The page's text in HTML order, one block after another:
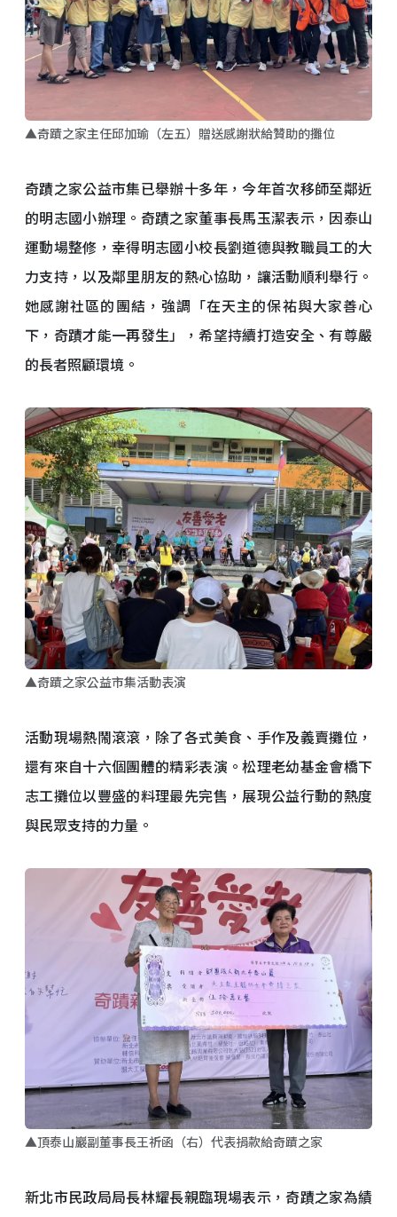
▲奇蹟之家主任邱加瑜（左五）贈送感謝狀給贊助的攤位
奇蹟之家公益市集已舉辦十多年，今年首次移師至鄰近
的明志國小辦理。奇蹟之家董事長馬玉潔表示，因泰山
運動場整修，幸得明志國小校長劉道德與教職員工的大
力支持，以及鄰里朋友的熱心協助，讓活動順利舉行。
她感謝社區的團結，強調「在天主的保祐與大家善心
下，奇蹟才能一再發生」，希望持續打造安全、有尊嚴
的長者照顧環境。
▲奇蹟之家公益市集活動表演
活動現場熱鬧滾滾，除了各式美食、手作及義賣攤位，
還有來自十六個團體的精彩表演。松理老幼基金會橋下
志工攤位以豐盛的料理最先完售，展現公益行動的熱度
與民眾支持的力量。
▲頂泰山巖副董事長王祈函（右）代表捐款給奇蹟之家
新北市民政局局長林耀長親臨現場表示，奇蹟之家為績